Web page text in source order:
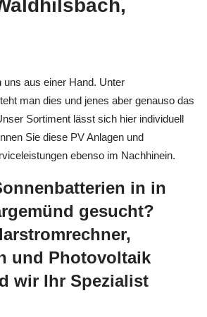
uns aus einer Hand. Unter
man dies und jenes aber genauso das
Sortiment lässt sich hier individuell
Sie diese PV Anlagen und
ebenso im Nachhinein.
in in
gesucht?
und Photovoltaik
wir Ihr Spezialist